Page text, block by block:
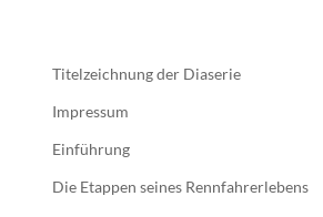
Titelzeichnung der Diaserie
Impressum
Einführung
Die Etappen seines Rennfahrerlebens